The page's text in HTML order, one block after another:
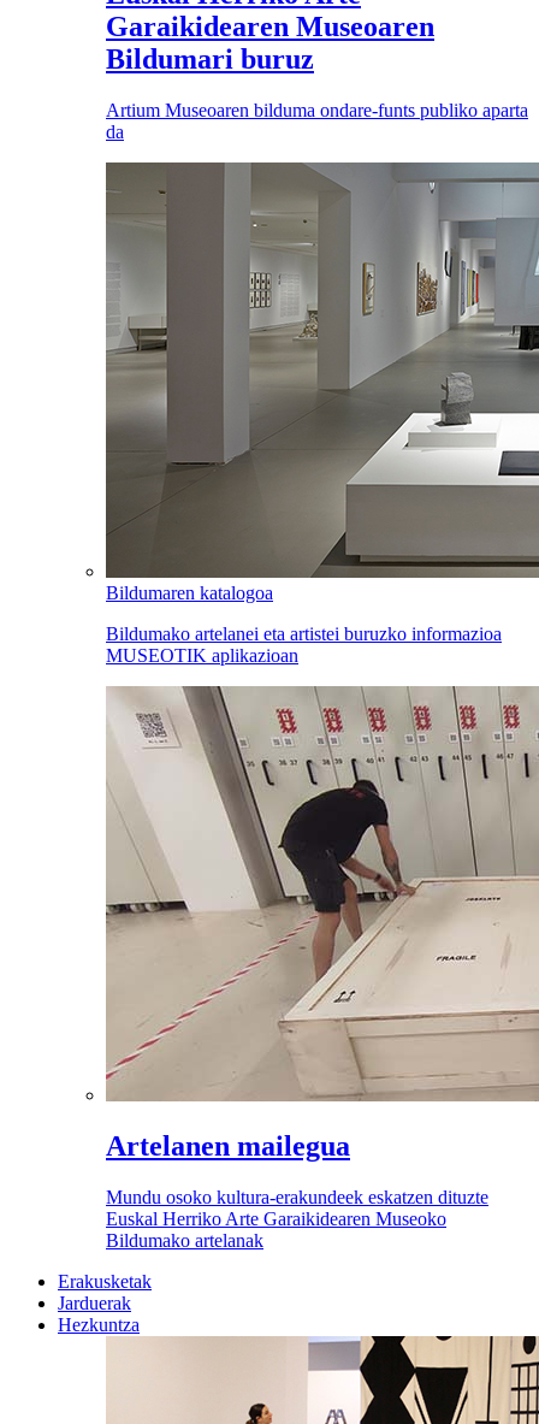
Garaikidearen Museoaren
Bildumari buruz
Artium Museoaren bilduma ondare-funts publiko aparta
da
Bildumaren katalogoa
Bildumako artelanei eta artistei buruzko informazioa
MUSEOTIK aplikazioan
Artelanen mailegua
Mundu osoko kultura-erakundeek eskatzen dituzte
Euskal Herriko Arte Garaikidearen Museoko
Bildumako artelanak
Erakusketak
Jarduerak
Hezkuntza